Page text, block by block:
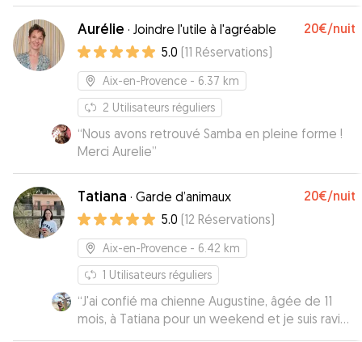
Aurélie · Joindre l'utile à l'agréable 20€/nuit
5.0 (11 Réservations)
Aix-en-Provence - 6.37 km
2 Utilisateurs réguliers
“Nous avons retrouvé Samba en pleine forme !
Merci Aurelie”
Tatiana · Garde d’animaux 20€/nuit
5.0 (12 Réservations)
Aix-en-Provence - 6.42 km
1 Utilisateurs réguliers
“J'ai confié ma chienne Augustine, âgée de 11
mois, à Tatiana pour un weekend et je suis ravi
de cette expérience ! Tatiana a pris soin